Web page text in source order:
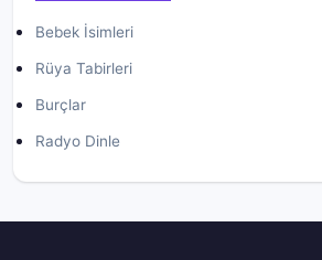
Bebek İsimleri
Rüya Tabirleri
Burçlar
Radyo Dinle